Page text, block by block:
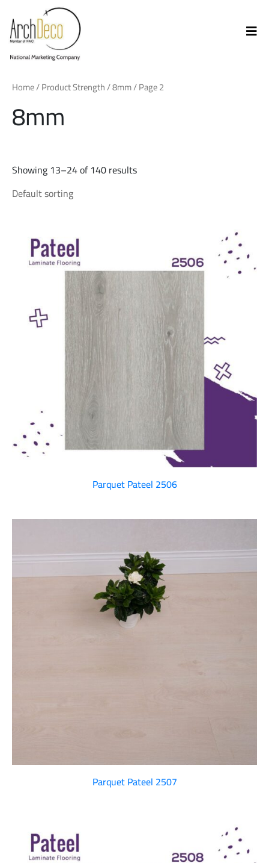
Home/ Product Strength /8mm/ Page 2
8mm
Showing 13–24 of 140 results
Parquet Pateel 2506
Parquet Pateel 2507